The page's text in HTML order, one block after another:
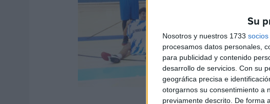
Su
Nosotros y nuestros 1733 socios
procesamos datos personales,
para publicidad y contenido
desarrollo de servicios. Con su
geográfica precisa e
otorgarnos su consentimiento a
previamente descrito. De forma